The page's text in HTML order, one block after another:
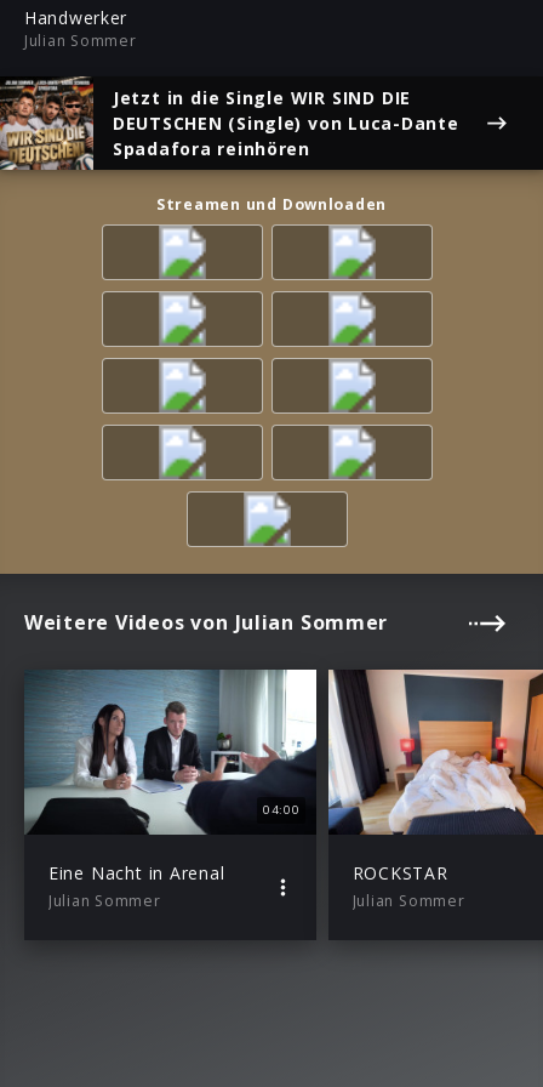
Handwerker
Julian Sommer
Jetzt in die Single WIR SIND DIE
DEUTSCHEN (Single) von Luca-Dante
Spadafora reinhören
Streamen und Downloaden
Weitere Videos von Julian Sommer
04:00
Eine Nacht in Arenal
Julian Sommer
ROCKSTAR
Julian Sommer